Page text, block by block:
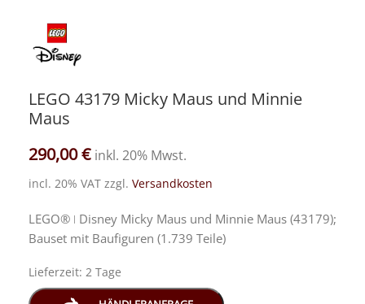
LEGO 43179 Micky Maus und Minnie
Maus
290,00€ inkl. 20% Mwst.
incl. 20% VAT zzgl. Versandkosten
LEGO® ǀ Disney Micky Maus und Minnie Maus (43179);
Bauset mit Baufiguren (1.739 Teile)
Lieferzeit: 2 Tage